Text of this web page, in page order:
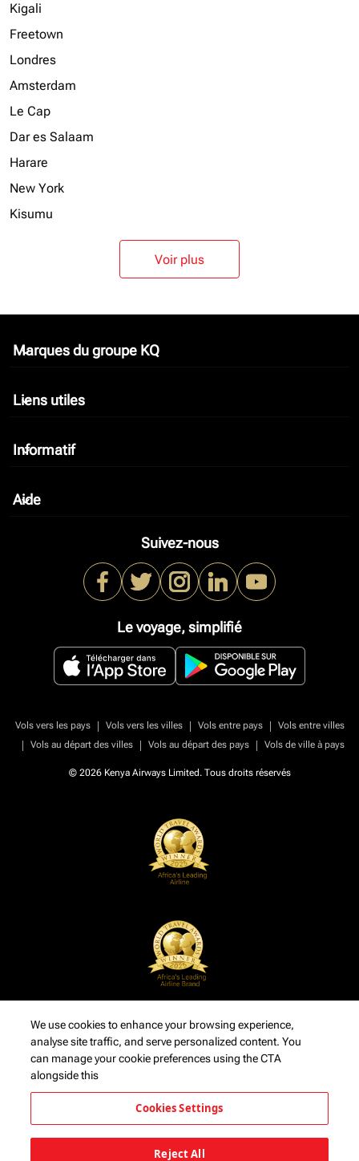
Kigali
Freetown
Londres
Amsterdam
Le Cap
Dar es Salaam
Harare
New York
Kisumu
Voir plus
Marques du groupe KQ
keyboard_arrow_down
Liens utiles
keyboard_arrow_down
Informatif
keyboard_arrow_down
Aide
keyboard_arrow_down
Suivez-nous
Le voyage, simplifié
Vols vers les pays | Vols vers les villes | Vols entre pays |
Vols entre villes
|
Vols au départ des villes | Vols au départ des pays | Vols de ville à pays
© 2026 Kenya Airways Limited. Tous droits réservés
We use cookies to enhance your browsing experience,
analyse site traffic, and serve personalized content. You
can manage your cookie preferences using the CTA
alongside this
Cookies Settings
Reject All